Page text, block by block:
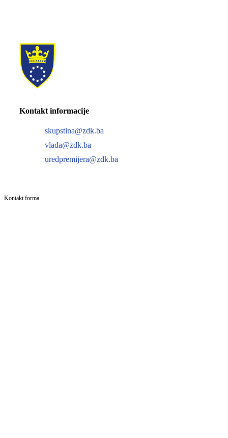
Kontakt informacije
skupstina@zdk.ba
vlada@zdk.ba
uredpremijera@zdk.ba
Kontakt forma